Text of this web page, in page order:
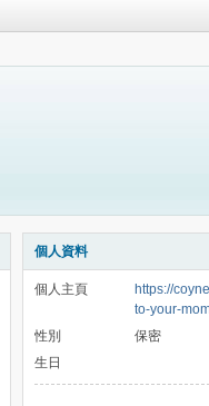
個人資料
個人主頁
https://
to-your-
性別
保密
生日